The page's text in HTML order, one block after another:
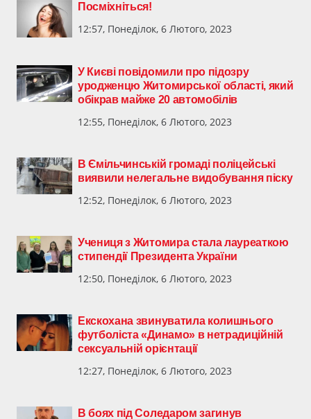
Посміхніться!
12:57, Понеділок, 6 Лютого, 2023
У Києві повідомили про підозру
уродженцю Житомирської області, який
обікрав майже 20 автомобілів
12:55, Понеділок, 6 Лютого, 2023
В Ємільчинській громаді поліцейські
виявили нелегальне видобування піску
12:52, Понеділок, 6 Лютого, 2023
​Учениця з Житомира стала лауреаткою
стипендії Президента України
12:50, Понеділок, 6 Лютого, 2023
Екскохана звинуватила колишнього
футболіста «Динамо» в нетрадиційній
сексуальній орієнтації
12:27, Понеділок, 6 Лютого, 2023
В боях під Соледаром загинув